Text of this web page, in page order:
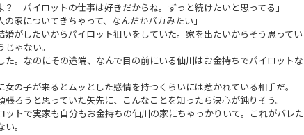
パイロットの仕事は好きだからね。ずっと続けたいと思ってる」
の家についてきちゃって、なんだかバカみたい」
がしたいからパイロット狙いをしていた。家を出たいからそう思ってい
ゃない。
。なのにその途端、なんで目の前にいる仙川はお金持ちでパイロットな
の子が来るとムッとした感情を持つくらいには惹かれている相手だ。
ろうと思っていた矢先に、こんなことを知ったら決心が鈍りそう。
トで実家も自分もお金持ちの仙川の家にちゃっかりいて。これがバレた
。